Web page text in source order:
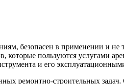
безопасен в применении и
пользуются услугами
и его
ремонтно-строительных